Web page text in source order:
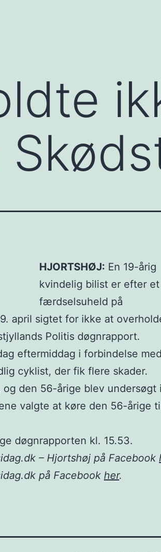
HJORTSHØJ: En 19-årig
kvindelig bilist er efter et
færdselsuheld på
april sigtet for ikke at
Politis døgnrapport.
eftermiddag i forbindelse
cyklist, der fik flere skader.
den 56-årige blev undersøgt i
valgte at køre den 56-årige
døgnrapporten kl. 15.53.
– Hjortshøj på Facebook
på Facebook her.